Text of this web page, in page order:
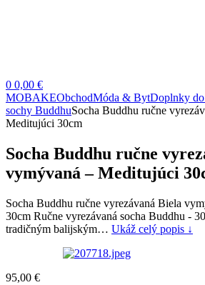
0 0,00 €
MOBAKEObchodMóda & BytDoplnky do
sochy BuddhuSocha Buddhu ručne
Meditujúci 30cm
Socha Buddhu ručne
vymývaná – Meditujúci
Socha Buddhu ručne vyrezávaná Biela
30cm Ručne vyrezávaná socha Buddhu -
tradičným balijským… Ukáž celý popis ↓
95,00 €